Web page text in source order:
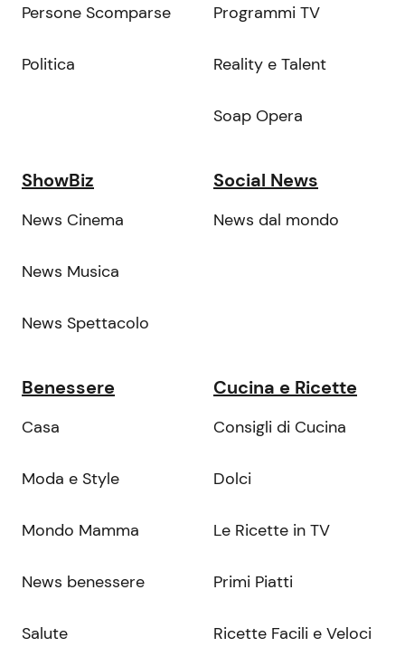
Persone Scomparse
Politica
Programmi TV
Reality e Talent
Soap Opera
ShowBiz
News Cinema
News Musica
News Spettacolo
Social News
News dal mondo
Benessere
Casa
Moda e Style
Mondo Mamma
News benessere
Salute
Cucina e Ricette
Consigli di Cucina
Dolci
Le Ricette in TV
Primi Piatti
Ricette Facili e Veloci